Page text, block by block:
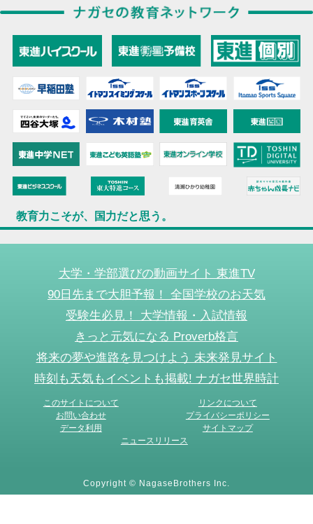
教育力こそが、国力だと思う。
大学・学部選びの動画サイト 東進TV
90日先まで大胆予報！ 全国学校のお天気
受験生必見！ 大学情報・入試情報
きっと元気になる Proverb格言
将来の夢や進路を見つけよう 未来発見サイト
時刻も天気もイベントも掲載! ナガセ世界時計
このサイトについて
リンクについて
お問い合わせ
プライバシーポリシー
データ利用
サイトマップ
ニュースリリース
Copyright © NagaseBrothers Inc.